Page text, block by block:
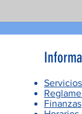
Servicios
Finanzas